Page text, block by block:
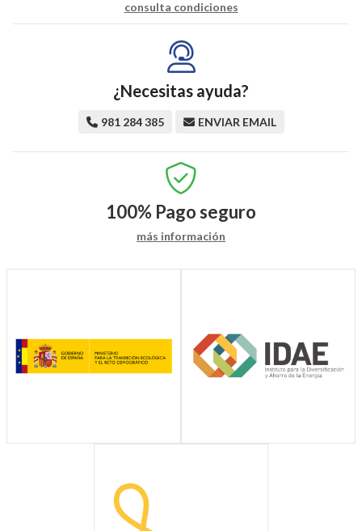
consulta condiciones
¿Necesitas ayuda?
981 284 385 ENVIAR EMAIL
100% Pago seguro
más información